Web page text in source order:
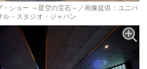
ショー ～星空の宝石～／画像提供：ユニバ
ル・スタジオ・ジャパン